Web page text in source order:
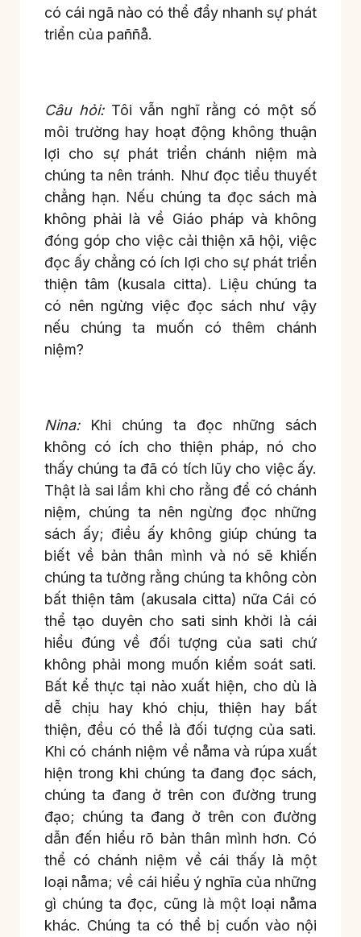
có cái ngã nào có thể đẩy nhanh sự phát
triển của paññå.
Câu hỏi:Tôi vẫn nghĩ rằng có một số
môi trường hay hoạt động không thuận
lợi cho sự phát triển chánh niệm mà
chúng ta nên tránh. Như đọc tiểu thuyết
chẳng hạn. Nếu chúng ta đọc sách mà
không phải là về Giáo pháp và không
đóng góp cho việc cải thiện xã hội, việc
đọc ấy chẳng có ích lợi cho sự phát triển
thiện tâm (kusala citta). Liệu chúng ta
có nên ngừng việc đọc sách như vậy
nếu chúng ta muốn có thêm chánh
niệm?
Nina:Khi chúng ta đọc những sách
không có ích cho thiện pháp, nó cho
thấy chúng ta đã có tích lũy cho việc ấy.
Thật là sai lầm khi cho rằng để có chánh
niệm, chúng ta nên ngừng đọc những
sách ấy; điều ấy không giúp chúng ta
biết về bản thân mình và nó sẽ khiến
chúng ta tưởng rằng chúng ta không còn
bất thiện tâm (akusala citta) nữa Cái có
thể tạo duyên cho sati sinh khởi là cái
hiểu đúng về đối tượng của sati chứ
không phải mong muốn kiểm soát sati.
Bất kể thực tại nào xuất hiện, cho dù là
dễ chịu hay khó chịu, thiện hay bất
thiện, đều có thể là đối tượng của sati.
Khi có chánh niệm về nåma và rúpa xuất
hiện trong khi chúng ta đang đọc sách,
chúng ta đang ở trên con đường trung
đạo; chúng ta đang ở trên con đường
dẫn đến hiểu rõ bản thân mình hơn. Có
thể có chánh niệm về cái thấy là một
loại nåma; về cái hiểu ý nghĩa của những
gì chúng ta đọc, cũng là một loại nåma
khác. Chúng ta có thể bị cuốn vào nội